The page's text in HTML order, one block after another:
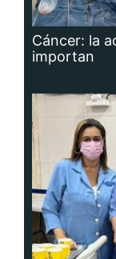
Cáncer: la
importan